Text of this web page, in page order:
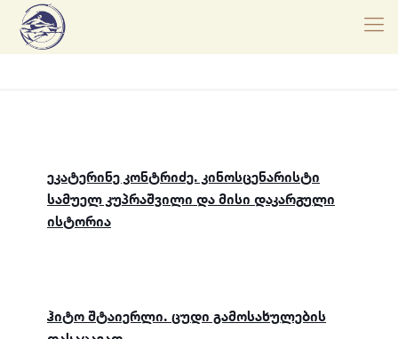
ეკატერინე კონტრიძე. კინოსცენარისტი
სამუელ კუპრაშვილი და მისი დაკარგული
ისტორია
ჰიტო შტაიერლი. ცუდი გამოსახულების